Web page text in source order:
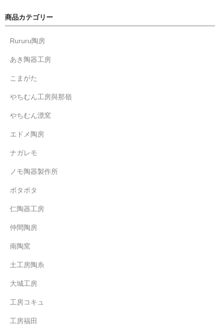
商品カテゴリー
Rururu陶房
あき陶器工房
こまがた
やちむん工房與那嶺
やちむん漂窯
エドメ陶房
ナガレモ
ノモ陶器製作所
ボタポタ
仁陶器工房
仲間陶房
南陶窯
土工房陶糸
大城工房
工房コキュ
工房福田